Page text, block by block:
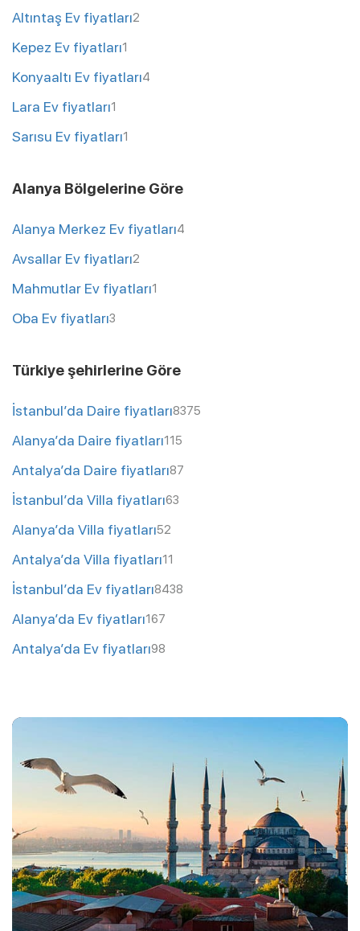
Altıntaş Ev fiyatları2
Kepez Ev fiyatları1
Konyaaltı Ev fiyatları4
Lara Ev fiyatları1
Sarısu Ev fiyatları1
Alanya Bölgelerine Göre
Alanya Merkez Ev fiyatları4
Avsallar Ev fiyatları2
Mahmutlar Ev fiyatları1
Oba Ev fiyatları3
Türkiye şehirlerine Göre
İstanbul’da Daire fiyatları8375
Alanya’da Daire fiyatları115
Antalya’da Daire fiyatları87
İstanbul’da Villa fiyatları63
Alanya’da Villa fiyatları52
Antalya’da Villa fiyatları11
İstanbul’da Ev fiyatları8438
Alanya’da Ev fiyatları167
Antalya’da Ev fiyatları98